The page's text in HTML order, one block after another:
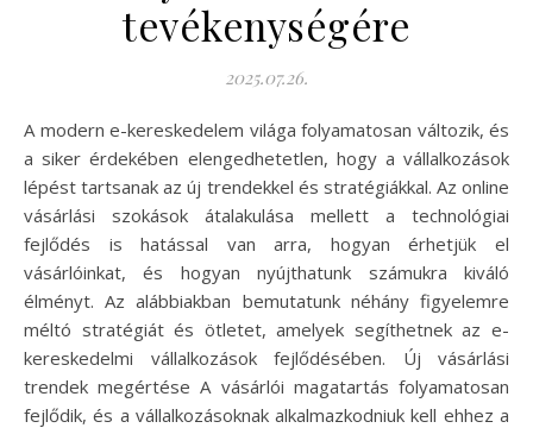
tevékenységére
2025.07.26.
A modern e-kereskedelem világa folyamatosan változik, és
a siker érdekében elengedhetetlen, hogy a vállalkozások
lépést tartsanak az új trendekkel és stratégiákkal. Az online
vásárlási szokások átalakulása mellett a technológiai
fejlődés is hatással van arra, hogyan érhetjük el
vásárlóinkat, és hogyan nyújthatunk számukra kiváló
élményt. Az alábbiakban bemutatunk néhány figyelemre
méltó stratégiát és ötletet, amelyek segíthetnek az e-
kereskedelmi vállalkozások fejlődésében. Új vásárlási
trendek megértése A vásárlói magatartás folyamatosan
fejlődik, és a vállalkozásoknak alkalmazkodniuk kell ehhez a